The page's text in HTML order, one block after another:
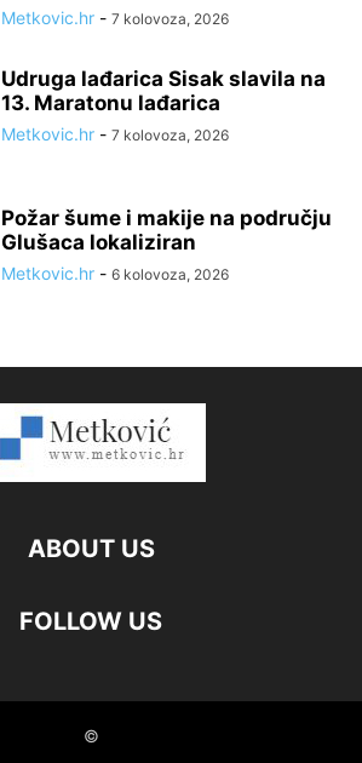
Metkovic.hr - 7 kolovoza, 2026
Udruga lađarica Sisak slavila na
13. Maratonu lađarica
Metkovic.hr - 7 kolovoza, 2026
Požar šume i makije na području
Glušaca lokaliziran
Metkovic.hr - 6 kolovoza, 2026
ABOUT US
FOLLOW US
©